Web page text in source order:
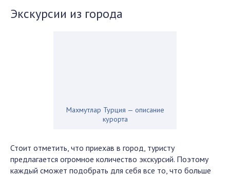
Экскурсии из города
Махмутлар Турция — описание
курорта
Стоит отметить, что приехав в город, туристу
предлагается огромное количество экскурсий. Поэтому
каждый сможет подобрать для себя все то, что больше